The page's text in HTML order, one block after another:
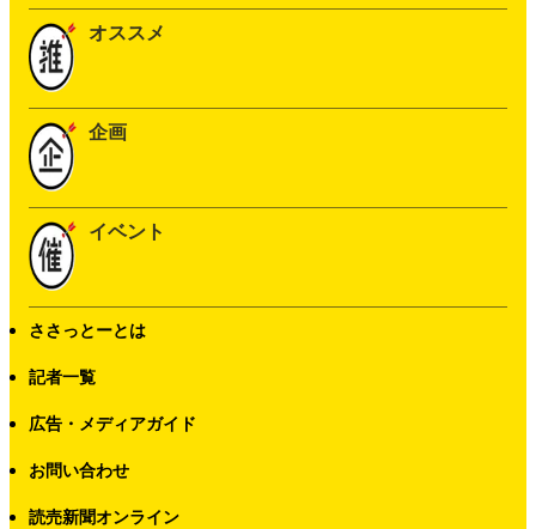
オススメ
企画
イベント
ささっとーとは
記者一覧
広告・メディアガイド
お問い合わせ
読売新聞オンライン